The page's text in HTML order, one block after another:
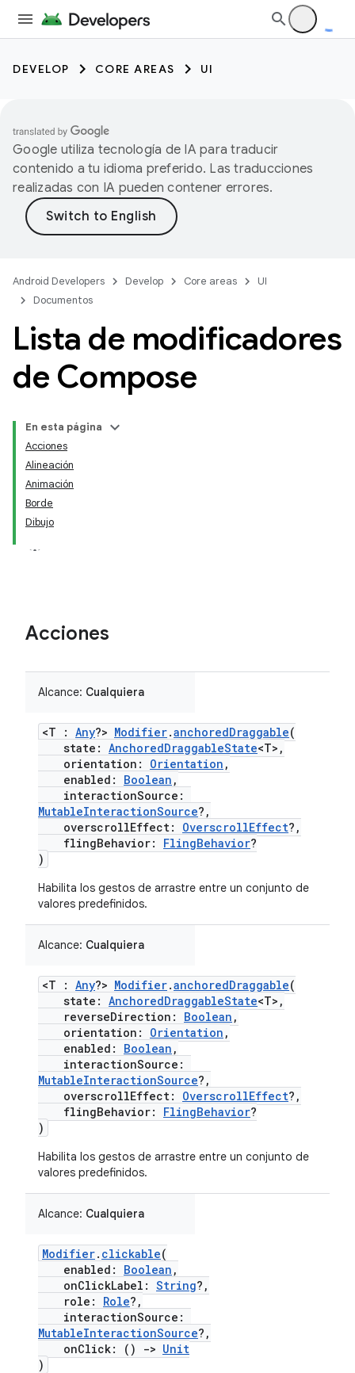
DEVELOP CORE AREAS UI
Google utiliza tecnología de IA para traducir
contenido a tu idioma preferido. Las traducciones
realizadas con IA pueden contener errores.
Android Developers Develop Core areas
UI
Documentos
Lista de modificadores
de Compose
En esta página
Acciones
Alineación
Animación
Borde
Dibujo
Acciones
Alcance: Cualquiera
<T : Any?> Modifier.anchoredDraggable(
state: AnchoredDraggableState<T>,
orientation: Orientation ,
enabled: Boolean ,
interactionSource:
MutableInteractionSource?,
overscrollEffect: OverscrollEffect?,
flingBehavior: FlingBehavior?
)
Habilita los gestos de arrastre entre un conjunto de
valores predefinidos.
Alcance: Cualquiera
<T : Any?> Modifier.anchoredDraggable(
state: AnchoredDraggableState<T>,
reverseDirection: Boolean ,
orientation: Orientation ,
enabled: Boolean ,
interactionSource:
MutableInteractionSource?,
overscrollEffect: OverscrollEffect?,
flingBehavior: FlingBehavior?
)
Habilita los gestos de arrastre entre un conjunto de
valores predefinidos.
Alcance: Cualquiera
Modifier. clickable(
enabled: Boolean ,
onClickLabel: String?,
role: Role?,
interactionSource:
MutableInteractionSource?,
onClick: ()
-> Unit
)